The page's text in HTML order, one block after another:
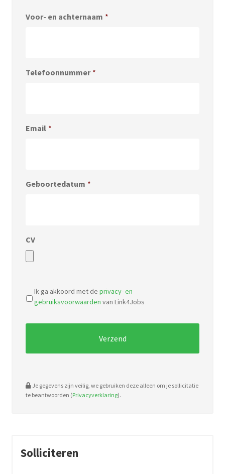
Voor- en achternaam *
Telefoonnummer *
Email *
Geboortedatum *
CV
types:
pdf,
doc.
Ik ga akkoord met de privacy- en
gebruiksvoorwaarden van Link4Jobs
Je gegevens zijn veilig, we gebruiken deze alleen om je sollicitatie
te beantwoorden (Privacyverklaring).
Solliciteren